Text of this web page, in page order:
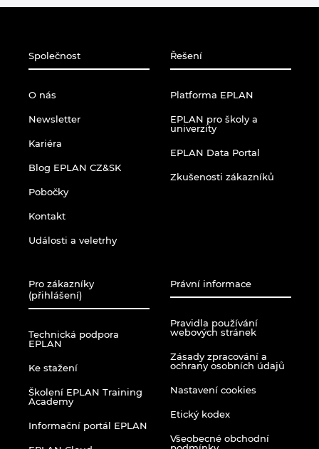
Společnost
O nás
Newsletter
Kariéra
Blog EPLAN CZ&SK
Pobočky
Kontakt
Události a veletrhy
Řešení
Platforma EPLAN
EPLAN pro školy a
univerzity
EPLAN Data Portal
Zkušenosti zákazníků
Pro zákazníky
(přihlášení)
Technická podpora
EPLAN
Ke stažení
Školení EPLAN Training
Academy
Informační portál EPLAN
Právní informace
Pravidla používání
webových stránek
Zásady zpracování a
ochrany osobních údajů
Nastavení cookies
Etický kodex
Všeobecné obchodní
Izrael
Jižní Korea
Kolumbie
Maďarsko
Malajsie
Mexiko
Německo
Nizozemsko